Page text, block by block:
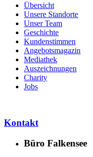
Übersicht
Unsere Standorte
Unser Team
Geschichte
Kundenstimmen
Angebotsmagazin
Mediathek
Auszeichnungen
Charity
Jobs
Kontakt
Büro Falkensee